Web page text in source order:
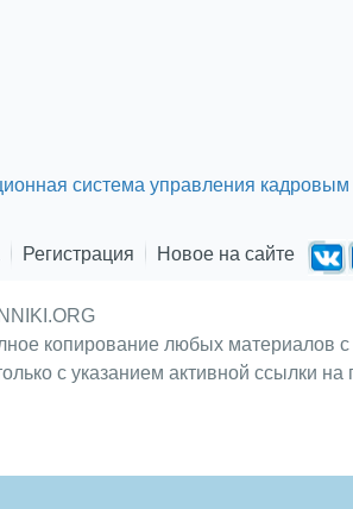
система управления кадровым
Регистрация Новое на сайте
копирование любых материалов
с указанием активной ссылки на